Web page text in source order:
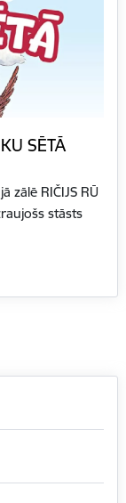
SĒTĀ
zālē RIČIJS RŪ
stāsts